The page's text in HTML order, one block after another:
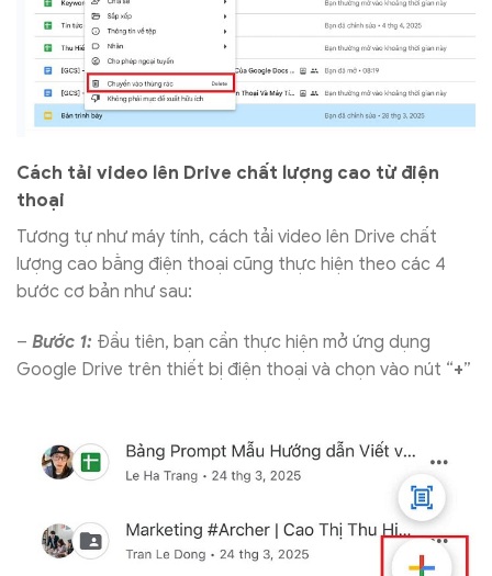
Cách tải video lên Drive chất lượng cao từ điện
thoại
Tương tự như máy tính, cách tải video lên Drive chất
lượng cao bằng điện thoại cũng thực hiện theo các 4
bước cơ bản như sau:
– Bước 1: Đầu tiên, bạn cần thực hiện mở ứng dụng
Google Drive trên thiết bị điện thoại và chọn vào nút “+”